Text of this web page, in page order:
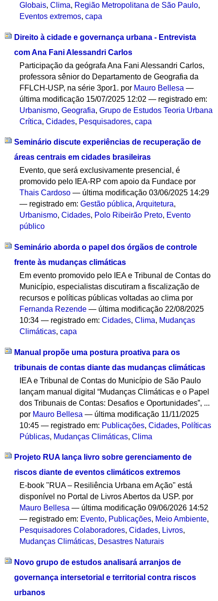
Globais,Clima, Região Metropolitana de São Paulo,
Eventos extremos,capa
Direito à cidade e governança urbana - Entrevista
com Ana Fani Alessandri Carlos
Participação da geógrafa Ana Fani Alessandri Carlos,
professora sênior do Departamento de Geografia da
FFLCH-USP, na série 3por1. por Mauro Bellesa —
última modificação 15/07/2025 12:02— registrado em:
Urbanismo,Geografia,Grupo de Estudos Teoria Urbana
Crítica,Cidades, Pesquisadores,capa
Seminário discute experiências de recuperação de
áreas centrais em cidades brasileiras
Evento, que será exclusivamente presencial, é
promovido pelo IEA-RP com apoio da Fundace por
Thais Cardoso — última modificação 03/06/2025 14:29
— registrado em:Gestão pública,Arquitetura,
Urbanismo,Cidades, Polo Ribeirão Preto, Evento
público
Seminário aborda o papel dos órgãos de controle
frente às mudanças climáticas
Em evento promovido pelo IEA e Tribunal de Contas do
Município, especialistas discutiram a fiscalização de
recursos e políticas públicas voltadas ao clima por
Fernanda Rezende — última modificação 22/08/2025
10:34— registrado em:Cidades,Clima, Mudanças
Climáticas,capa
Manual propõe uma postura proativa para os
tribunais de contas diante das mudanças climáticas
IEA e Tribunal de Contas do Município de São Paulo
lançam manual digital “Mudanças Climáticas e o Papel
dos Tribunais de Contas: Desafios e Oportunidades”, ...
por Mauro Bellesa — última modificação 11/11/2025
10:45— registrado em: Publicações,Cidades, Políticas
Públicas, Mudanças Climáticas,Clima
Projeto RUA lança livro sobre gerenciamento de
riscos diante de eventos climáticos extremos
E-book "RUA – Resiliência Urbana em Ação" está
disponível no Portal de Livros Abertos da USP. por
Mauro Bellesa — última modificação 09/06/2026 14:52
— registrado em: Evento, Publicações, Meio Ambiente,
Pesquisadores Colaboradores,Cidades, Livros,
Mudanças Climáticas, Desastres Naturais
Novo grupo de estudos analisará arranjos de
governança intersetorial e territorial contra riscos
urbanos